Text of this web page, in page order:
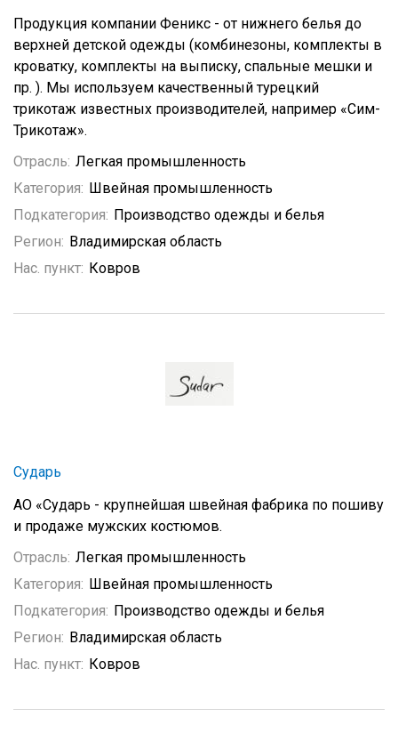
Продукция компании Феникс - от нижнего белья до
верхней детской одежды (комбинезоны, комплекты в
кроватку, комплекты на выписку, спальные мешки и
пр. ). Мы используем качественный турецкий
трикотаж известных производителей, например «Сим-
Трикотаж».
Отрасль: Легкая промышленность
Категория: Швейная промышленность
Подкатегория: Производство одежды и белья
Регион: Владимирская область
Нас. пункт: Ковров
Сударь
АО «Сударь - крупнейшая швейная фабрика по пошиву
и продаже мужских костюмов.
Отрасль: Легкая промышленность
Категория: Швейная промышленность
Подкатегория: Производство одежды и белья
Регион: Владимирская область
Нас. пункт: Ковров